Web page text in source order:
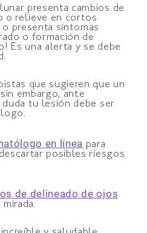
presenta cambios de
o relieve en cortos
presenta síntomas
o formación de
Es una alerta y se debe
que sugieren que un
embargo, ante
tu lesión debe ser
en línea para
posibles riesgos
de delineado de ojos